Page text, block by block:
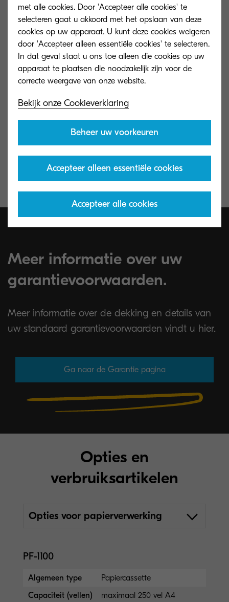
Printen: 481,3 W, Stand-by: 6 W,
Slaapstand: 0,3 W
Garantie
Standaard 2 jaar garantie. KYOCERA
geeft op de drum en developer een
pagina’s (afhankelijk van welke situatie
wordt gebruikt en gereinigd in
Meer informatie over uw
garantievoorwaarden.
Meer informatie over de dekking en details van
uw standaard garantievoorwaarden vindt u hier.
Ga naar de Garantie pagina
Opties en
verbruiksartikelen
Opties voor papierverwerking
PF-1100
Algemeen type
Papiercassette
Capaciteit (vellen)
maximaal 250 vel A4
met alle cookies. Door 'Accepteer alle cookies' te
selecteren gaat u akkoord met het opslaan van deze
cookies op uw apparaat. U kunt deze cookies weigeren
door 'Accepteer alleen essentiële cookies' te selecteren.
In dat geval staat u ons toe alleen die cookies op uw
apparaat te plaatsen die noodzakelijk zijn voor de
Bekijk onze Cookieverklaring
Beheer uw voorkeuren
Accepteer alleen essentiële cookies
Accepteer alle cookies